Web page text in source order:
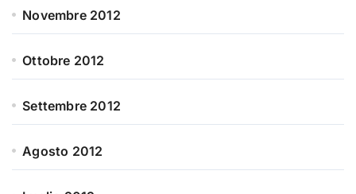
Novembre 2012
Ottobre 2012
Settembre 2012
Agosto 2012